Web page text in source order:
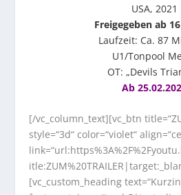
USA, 2021
Freigegeben ab
Laufzeit: Ca. 87
U1/Tonpool
OT: „Devils
Ab
[/vc_column_text][vc_btn
style=“3d“ color=“violet“
[vc_custom_heading